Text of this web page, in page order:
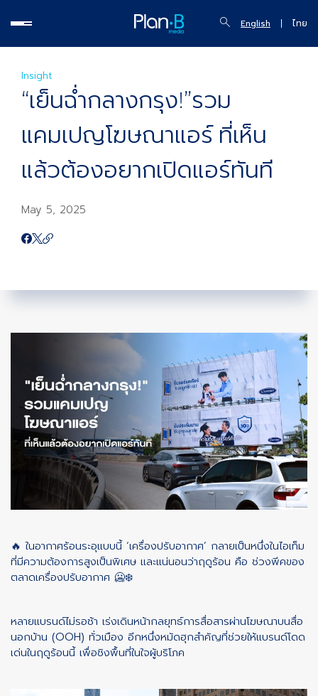
English ไทย
Insight
“เย็นฉ่ำกลางกรุง!”รวม
แคมเปญโฆษณาแอร์ ที่เห็น
แล้วต้องอยากเปิดแอร์ทันที
May 5, 2025
🔥 ในอากาศร้อนระอุแบบนี้ ‘เครื่องปรับอากาศ’ กลายเป็นหนึ่งในไอเท็ม
ที่มีความต้องการสูงเป็นพิเศษ และแน่นอนว่าฤดูร้อน คือ ช่วงพีคของ
ตลาดเครื่องปรับอากาศ 🥶❄️
หลายแบรนด์ไม่รอช้า เร่งเดินหน้ากลยุทธ์การสื่อสารผ่านโฆษณาบนสื่อ
นอกบ้าน (OOH) ทั่วเมือง อีกหนึ่งหมัดฮุกสำคัญที่ช่วยให้แบรนด์โดด
เด่นในฤดูร้อนนี้ เพื่อชิงพื้นที่ในใจผู้บริโภค